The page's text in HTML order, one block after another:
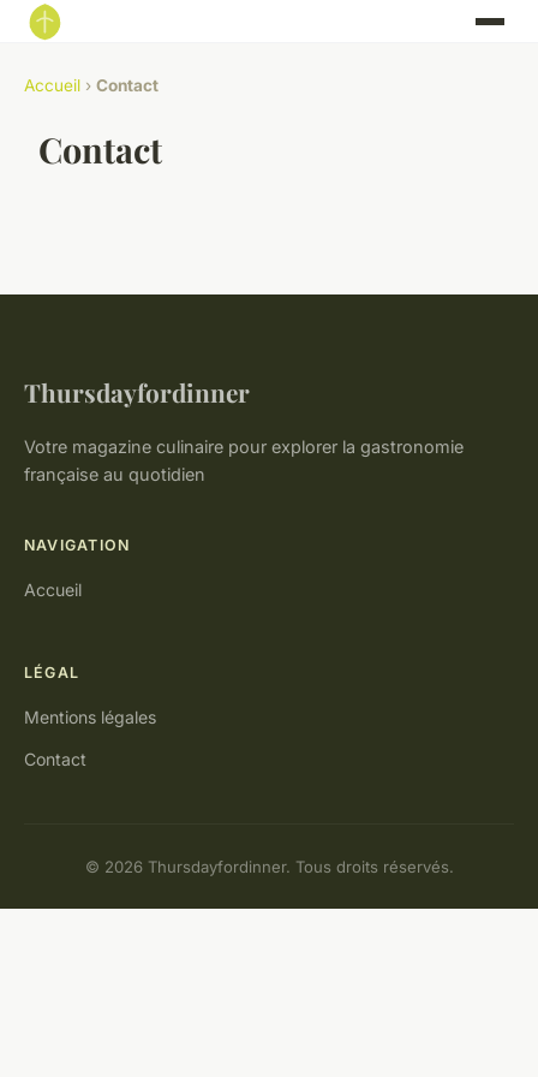
Accueil › Contact
Contact
Thursdayfordinner
Votre magazine culinaire pour explorer la gastronomie
française au quotidien
NAVIGATION
Accueil
LÉGAL
Mentions légales
Contact
© 2026 Thursdayfordinner. Tous droits réservés.